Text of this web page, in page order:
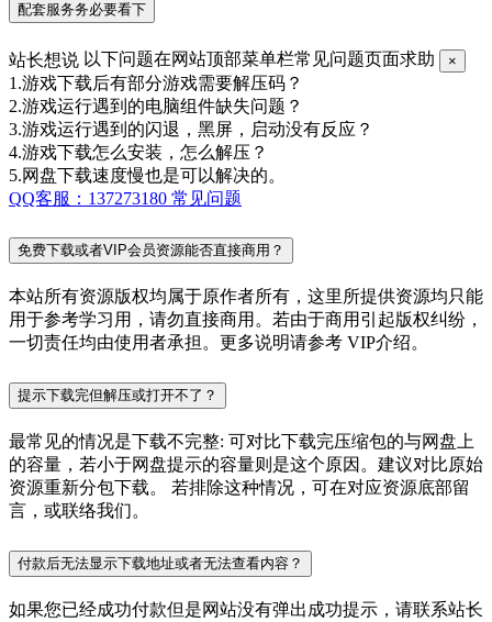
配套服务务必要看下
站长想说 以下问题在网站顶部菜单栏常见问题页面求助 ×
1.游戏下载后有部分游戏需要解压码？
2.游戏运行遇到的电脑组件缺失问题？
3.游戏运行遇到的闪退，黑屏，启动没有反应？
4.游戏下载怎么安装，怎么解压？
5.网盘下载速度慢也是可以解决的。
QQ客服：137273180 常见问题
免费下载或者VIP会员资源能否直接商用？
本站所有资源版权均属于原作者所有，这里所提供资源均只能
用于参考学习用，请勿直接商用。若由于商用引起版权纠纷，
一切责任均由使用者承担。更多说明请参考 VIP介绍。
提示下载完但解压或打开不了？
最常见的情况是下载不完整: 可对比下载完压缩包的与网盘上
的容量，若小于网盘提示的容量则是这个原因。建议对比原始
资源重新分包下载。 若排除这种情况，可在对应资源底部留
言，或联络我们。
付款后无法显示下载地址或者无法查看内容？
如果您已经成功付款但是网站没有弹出成功提示，请联系站长